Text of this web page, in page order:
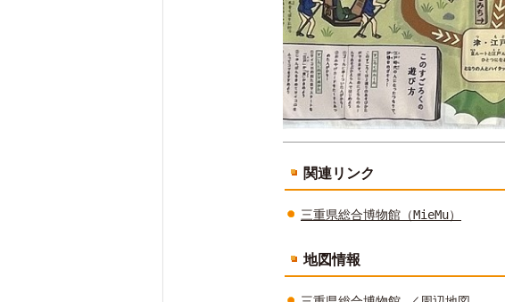
関連リンク
三重県総合博物館（MieMu）
地図情報